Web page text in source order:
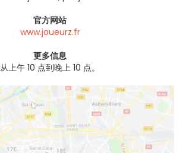
官方网站
www.joueurz.fr
更多信息
从上午 10 点到晚上 10 点。